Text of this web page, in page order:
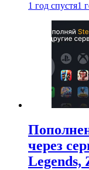
1 год спустя1
через
Legends,